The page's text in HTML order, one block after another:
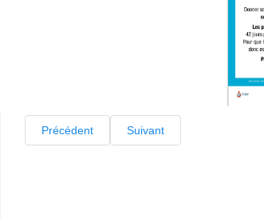
Précédent Suivant